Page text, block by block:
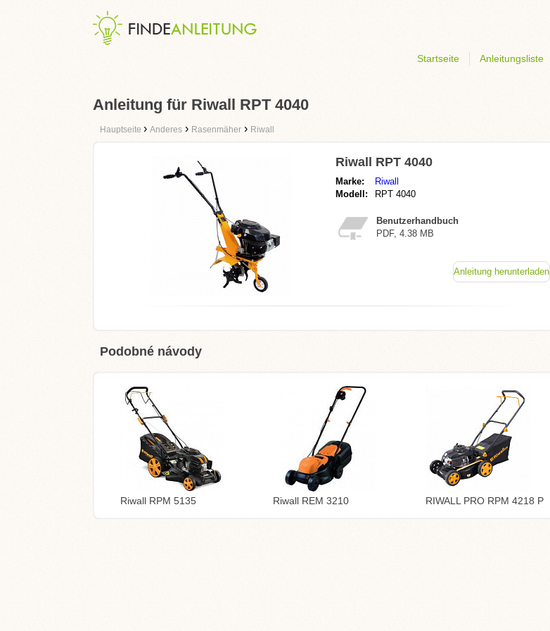
Startseite Anleitungsliste
Anleitung für Riwall RPT 4040
Hauptseite › Anderes › Rasenmäher › Riwall
Riwall RPT 4040
Marke:
Riwall
Modell:
RPT 4040
Benutzerhandbuch
PDF, 4.38 MB
Anleitung herunterladen
Podobné návody
Riwall RPM 5135 Riwall REM 3210 RIWALL PRO RPM 4218 P